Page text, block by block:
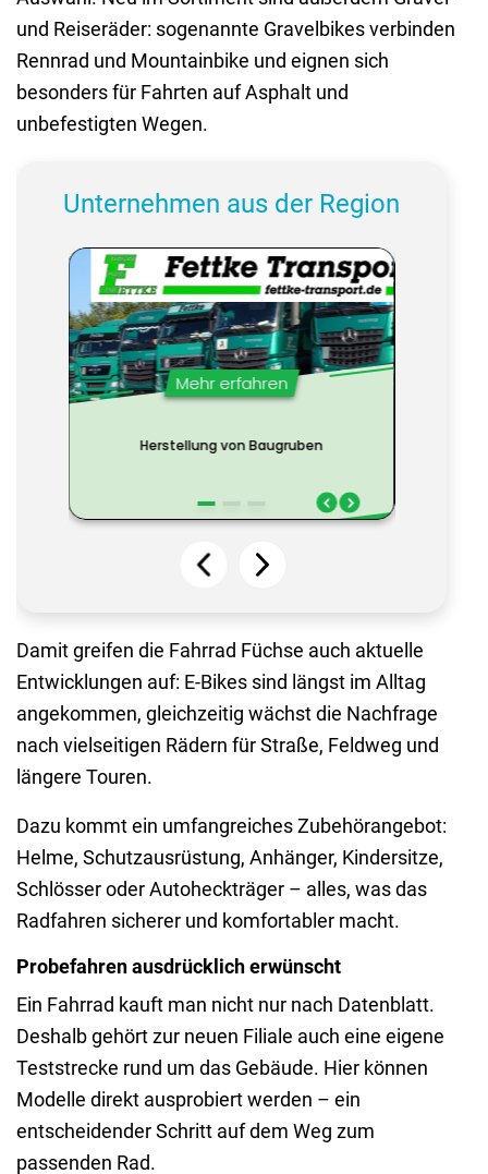
und Reiseräder: sogenannte Gravelbikes verbinden
Rennrad und Mountainbike und eignen sich
besonders für Fahrten auf Asphalt und
unbefestigten Wegen.
Unternehmen aus der Region
Damit greifen die Fahrrad Füchse auch aktuelle
Entwicklungen auf: E-Bikes sind längst im Alltag
angekommen, gleichzeitig wächst die Nachfrage
nach vielseitigen Rädern für Straße, Feldweg und
längere Touren.
Dazu kommt ein umfangreiches Zubehörangebot:
Helme, Schutzausrüstung, Anhänger, Kindersitze,
Schlösser oder Autoheckträger – alles, was das
Radfahren sicherer und komfortabler macht.
Probefahren ausdrücklich erwünscht
Ein Fahrrad kauft man nicht nur nach Datenblatt.
Deshalb gehört zur neuen Filiale auch eine eigene
Teststrecke rund um das Gebäude. Hier können
Modelle direkt ausprobiert werden – ein
entscheidender Schritt auf dem Weg zum
passenden Rad.